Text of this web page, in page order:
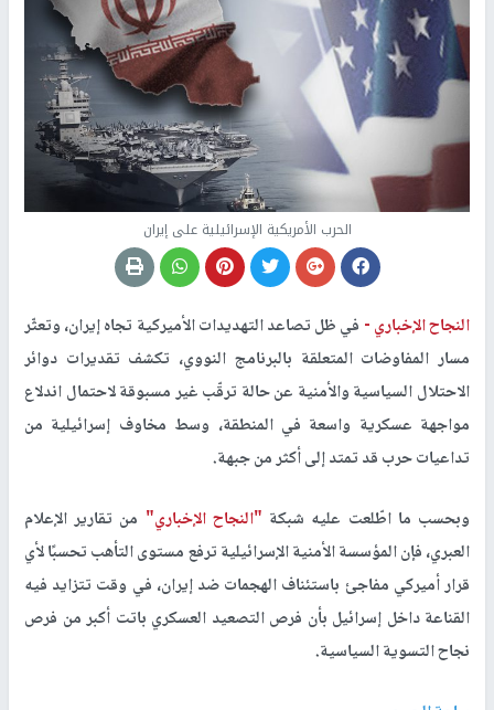
الحرب الأمريكية الإسرائيلية على إيران
النجاح الإخباري - في ظل تصاعد التهديدات الأميركية تجاه إيران، وتعثّر
مسار المفاوضات المتعلقة بالبرنامج النووي، تكشف تقديرات دوائر
الاحتلال السياسية والأمنية عن حالة ترقّب غير مسبوقة لاحتمال اندلاع
مواجهة عسكرية واسعة في المنطقة، وسط مخاوف إسرائيلية من
تداعيات حرب قد تمتد إلى أكثر من جبهة.
وبحسب ما اطّلعت عليه شبكة "النجاح الإخباري" من تقارير الإعلام
العبري، فإن المؤسسة الأمنية الإسرائيلية ترفع مستوى التأهب تحسبًا لأي
قرار أميركي مفاجئ باستئناف الهجمات ضد إيران، في وقت تتزايد فيه
القناعة داخل إسرائيل بأن فرص التصعيد العسكري باتت أكبر من فرص
نجاح التسوية السياسية.